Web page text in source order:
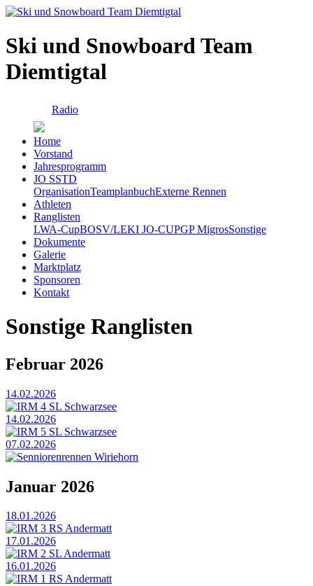
Ski und Snowboard Team
Diemtigtal
Radio
Home
Vorstand
Jahresprogramm
JO SSTD
OrganisationTeamplanbuchExterne Rennen
Athleten
Ranglisten
LWA-CupBOSV/LEKI JO-CUPGP MigrosSonstige
Dokumente
Galerie
Marktplatz
Sponsoren
Kontakt
Sonstige Ranglisten
Februar 2026
14.02.2026
IRM 4 SL Schwarzsee
14.02.2026
IRM 5 SL Schwarzsee
07.02.2026
Senniorenrennen Wiriehorn
Januar 2026
18.01.2026
IRM 3 RS Andermatt
17.01.2026
IRM 2 SL Andermatt
16.01.2026
IRM 1 RS Andermatt